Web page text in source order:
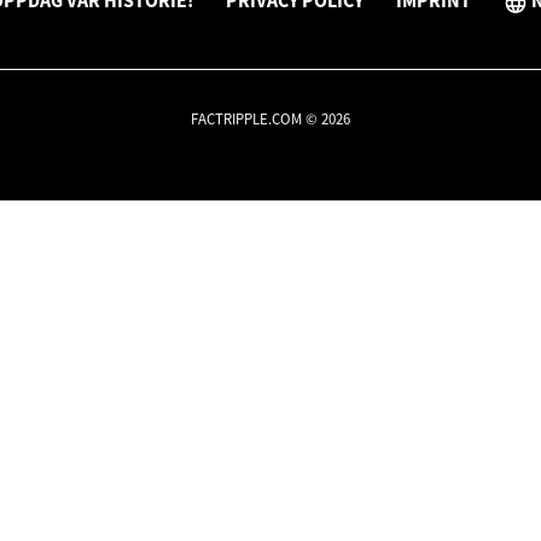
FACTRIPPLE.COM © 2026